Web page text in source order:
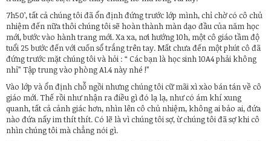
7h50’, tất cả chúng tôi đã ổn định đứng trước lớp mình, chỉ chờ có cô chủ
nhiệm đến nữa thôi chúng tôi sẽ hoàn thành màn dạo đầu của năm học
mới, bước vào hành trang mới. Xa xa, nơi hướng 10h, một cô giáo tầm độ
tuổi 25 bước đến với cuốn sổ trắng trên tay. Mất chưa đến một phút cô đã
đứng trước mặt chúng tôi và hỏi : “ Các bạn là học sinh 10A4 phải không
nhỉ” Tập trung vào phòng A1.4 này nhé !”
Vào lớp và ổn định chỗ ngồi nhưng chúng tôi cữ mãi xì xào bán tán về cô
giáo mới. Thế rồi như nhận ra điều gì đó lạ lạ, như có ám khí xung
quanh, tất cả cảnh giác hơn, nhìn lên cô chủ nhiệm, không ai bảo ai, đứa
nào đứa nấy im thít thít. Có lẽ là vì chúng tôi sợ, ừ chúng tôi đã sợ khi cô
nhìn chúng tôi mà chẳng nói gì.